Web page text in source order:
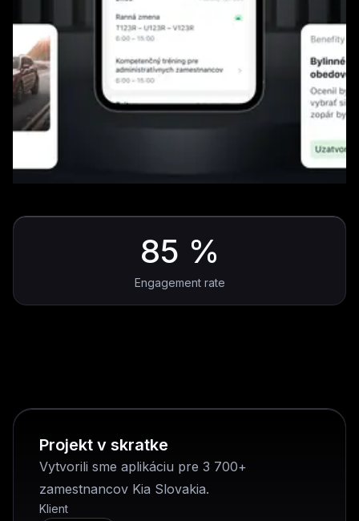
85 %
Engagement rate
Projekt v skratke
Vytvorili sme aplikáciu pre 3 700+
zamestnancov Kia Slovakia.
Klient